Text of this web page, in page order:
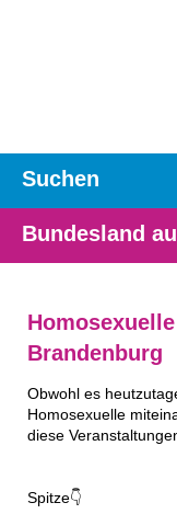
Suchen
Bundesland
Brandenburg
Obwohl es
Homosexuelle
diese
Spitze👇